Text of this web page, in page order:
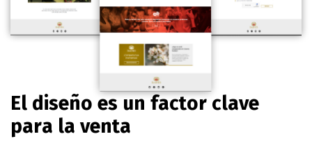
El diseño es un factor clave
para la venta